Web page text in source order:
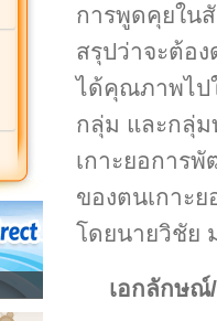
การพูดคุยใน
สรุปว่าจะต้อ
ได้คุณภาพไป
กลุ่ม และกลุ่ม
เกาะยอการ
ของตนเกาะ
โดยนายวิชัย
เอกลักษ